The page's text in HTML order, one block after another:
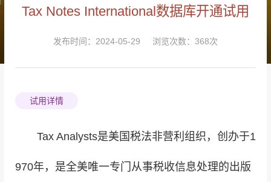
Tax Notes International数据库开通试用
发布时间：2024-05-29 浏览次数： 368次
试用详情
Tax Analysts是美国税法非营利组织，创办于1
970年，是全美唯一专门从事税收信息处理的出版